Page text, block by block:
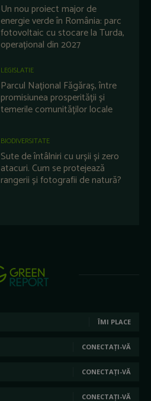
Un nou proiect major de
energie verde în România: parc
fotovoltaic cu stocare la Turda,
operațional din 2027
LEGISLATIE
Parcul Național Făgăraș, între
promisiunea prosperității și
temerile comunităților locale
BIODIVERSITATE
Sute de întâlniri cu urșii și zero
atacuri. Cum se protejează
rangerii și fotografii de natură?
ÎMI PLACE
CONECTAȚI-VĂ
CONECTAȚI-VĂ
CONECTAȚI-VĂ